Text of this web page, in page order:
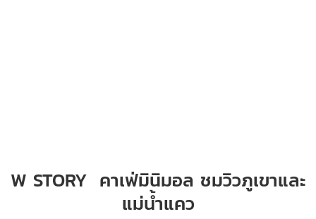
W STORY คาเฟ่มินิมอล ชมวิวภูเขาและ
แม่น้ำแคว